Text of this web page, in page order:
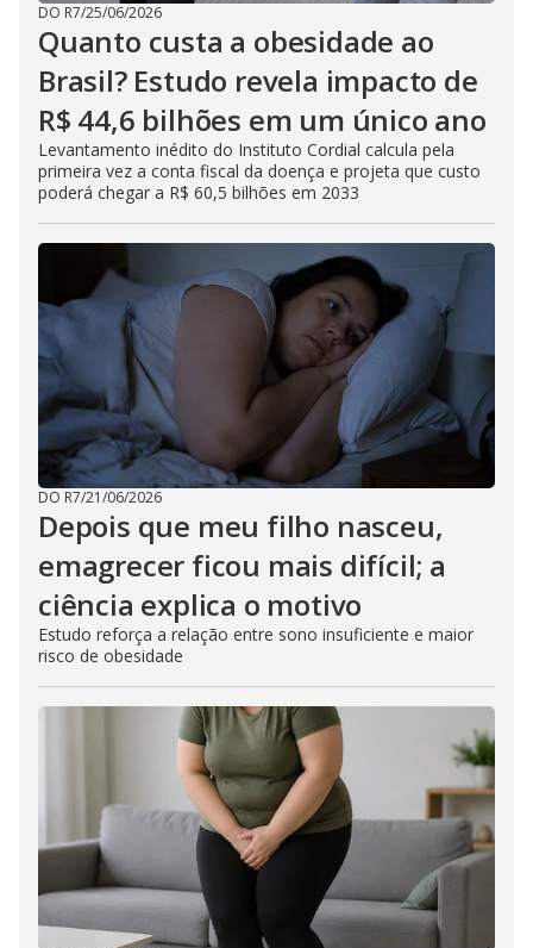
DO R7/25/06/2026
Quanto custa a obesidade ao
Brasil? Estudo revela impacto de
R$ 44,6 bilhões em um único ano
Levantamento inédito do Instituto Cordial calcula pela
primeira vez a conta fiscal da doença e projeta que custo
poderá chegar a R$ 60,5 bilhões em 2033
DO R7/21/06/2026
Depois que meu filho nasceu,
emagrecer ficou mais difícil; a
ciência explica o motivo
Estudo reforça a relação entre sono insuficiente e maior
risco de obesidade